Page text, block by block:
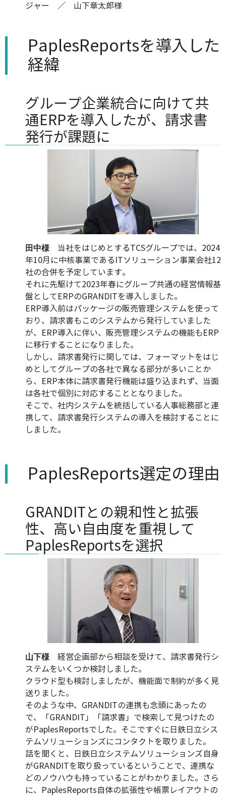
ジャー ／ 山下章太郎様
PaplesReportsを導入した
経緯
グループ企業統合に向けて共
通ERPを導入したが、請求書
発行が課題に
田中様当社をはじめとするTCSグループでは、2024
年10月に中核事業であるITソリューション事業会社12
社の合併を予定しています。
それに先駆けて2023年春にグループ共通の経営情報基
盤としてERPのGRANDITを導入しました。
ERP導入前はパッケージの販売管理システムを使って
おり、請求書もこのシステムから発行していました
が、ERP導入に伴い、販売管理システムの機能もERP
に移行することになりました。
しかし、請求書発行に関しては、フォーマットをはじ
めとしてグループの各社で異なる部分が多いことか
ら、ERP本体に請求書発行機能は盛り込まれず、当面
は各社で個別に対応することとなりました。
そこで、社内システムを統括している人事総務部と連
携して、請求書発行システムの導入を検討することに
しました。
PaplesReports選定の理由
GRANDITとの親和性と拡張
性、高い自由度を重視して
PaplesReportsを選択
山下様経営企画部から相談を受けて、請求書発行シ
ステムをいくつか検討しました。
クラウド型も検討しましたが、機能面で制約が多く見
送りました。
そのような中、GRANDITの連携も念頭にあったの
で、「GRANDIT」「請求書」で検索して見つけたの
がPaplesReportsでした。そこですぐに日鉄日立シス
テムソリューションズにコンタクトを取りました。
話を聞くと、日鉄日立システムソリューションズ自身
がGRANDITを取り扱っているということで、連携な
どのノウハウも持っていることがわかりました。さら
に、PaplesReports自体の拡張性や帳票レイアウトの